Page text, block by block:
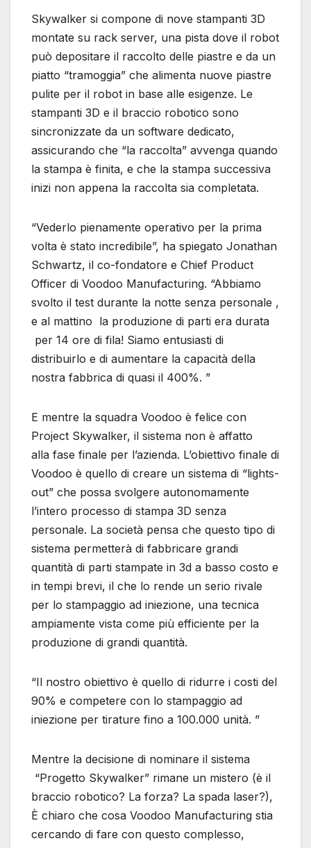
Skywalker si compone di nove stampanti 3D
montate su rack server, una pista dove il robot
può depositare il raccolto delle piastre e da un
piatto “tramoggia” che alimenta nuove piastre
pulite per il robot in base alle esigenze. Le
stampanti 3D e il braccio robotico sono
sincronizzate da un software dedicato,
assicurando che “la raccolta” avvenga quando
la stampa è finita, e che la stampa successiva
inizi non appena la raccolta sia completata.
“Vederlo pienamente operativo per la prima
volta è stato incredibile”, ha spiegato Jonathan
Schwartz, il co-fondatore e Chief Product
Officer di Voodoo Manufacturing. “Abbiamo
svolto il test durante la notte senza personale ,
e al mattino la produzione di parti era durata
per 14 ore di fila! Siamo entusiasti di
distribuirlo e di aumentare la capacità della
nostra fabbrica di quasi il 400%. ”
E mentre la squadra Voodoo è felice con
Project Skywalker, il sistema non è affatto
alla fase finale per l’azienda. L’obiettivo finale di
Voodoo è quello di creare un sistema di “lights-
out” che possa svolgere autonomamente
l’intero processo di stampa 3D senza
personale. La società pensa che questo tipo di
sistema permetterà di fabbricare grandi
quantità di parti stampate in 3d a basso costo e
in tempi brevi, il che lo rende un serio rivale
per lo stampaggio ad iniezione, una tecnica
ampiamente vista come più efficiente per la
produzione di grandi quantità.
“Il nostro obiettivo è quello di ridurre i costi del
90% e competere con lo stampaggio ad
iniezione per tirature fino a 100.000 unità. ”
Mentre la decisione di nominare il sistema
“Progetto Skywalker” rimane un mistero (è il
braccio robotico? La forza? La spada laser?),
È chiaro che cosa Voodoo Manufacturing stia
cercando di fare con questo complesso,